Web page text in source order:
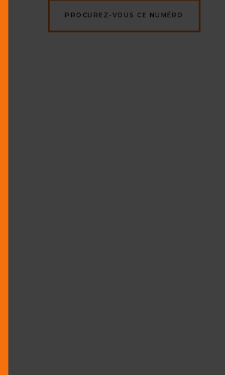
PROCUREZ-VOUS CE NUMÉRO